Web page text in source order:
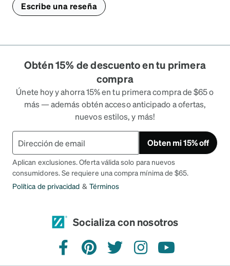
Escribe una reseña
Obtén 15% de descuento en tu primera
compra
Únete hoy y ahorra 15% en tu primera compra de $65 o
más — además obtén acceso anticipado a ofertas,
nuevos estilos, y más!
Obten mi 15% off
Aplican exclusiones. Oferta válida solo para nuevos
consumidores. Se requiere una compra mínima de $65.
Política de privacidad & Términos
Socializa con nosotros
FacebookPinterestTwitterInstagramYouTube